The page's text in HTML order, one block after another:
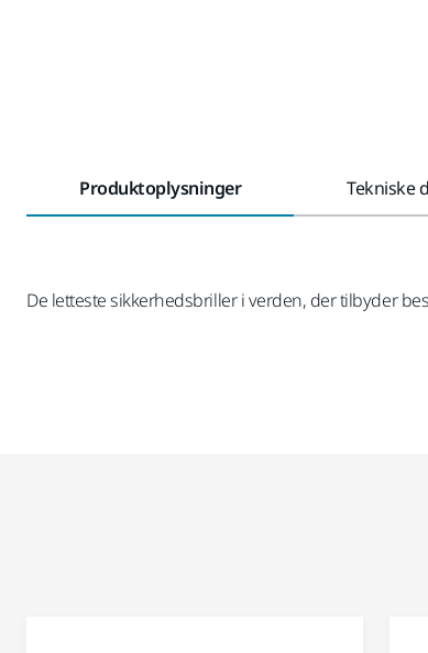
Produktoplysninger Tekniske
De letteste sikkerhedsbriller i verden, der tilbyder